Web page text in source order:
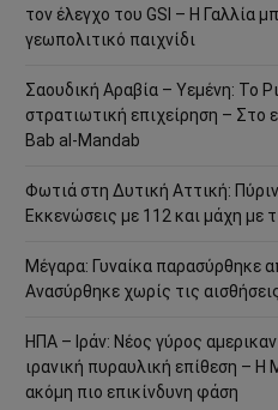
τον έλεγχο του GSI – Η Γαλλία
γεωπολιτικό παιχνίδι
Σαουδική Αραβία – Υεμένη: Το
στρατιωτική επιχείρηση – Στο
Bab al-Mandab
Φωτιά στη Δυτική Αττική:
Εκκενώσεις με 112 και μάχη με
Μέγαρα: Γυναίκα παρασύρθηκε
Ανασύρθηκε χωρίς τις
ΗΠΑ – Ιράν: Νέος γύρος
ιρανική πυραυλική επίθεση – Η
ακόμη πιο επικίνδυνη φάση